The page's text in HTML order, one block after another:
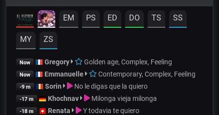
EM PS ED DO TS SS
MY ZS
Now Gregory Golden age, Complex, Feeling
Now Emmanuelle Contemporary, Complex, Feeling
-9 m Sorin No le digas que la quiero
-17 m Khochnav Milonga vieja milonga
-18 m Renata Y todavia te quiero